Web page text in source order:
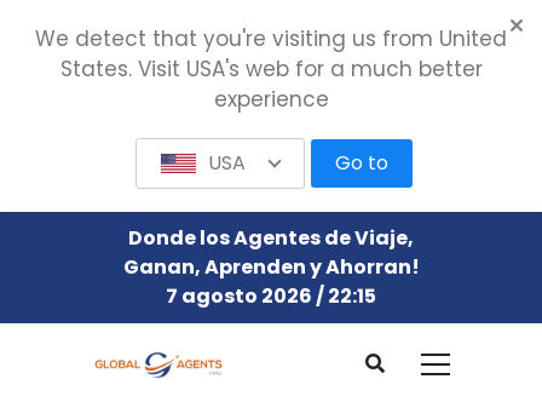
Donde los Agentes de Viaje,
Ganan, Aprenden y Ahorran!
7 agosto 2026 / 22:15
We detect that you're visiting us from United
States. Visit USA's web for a much better
experience
USA Go to